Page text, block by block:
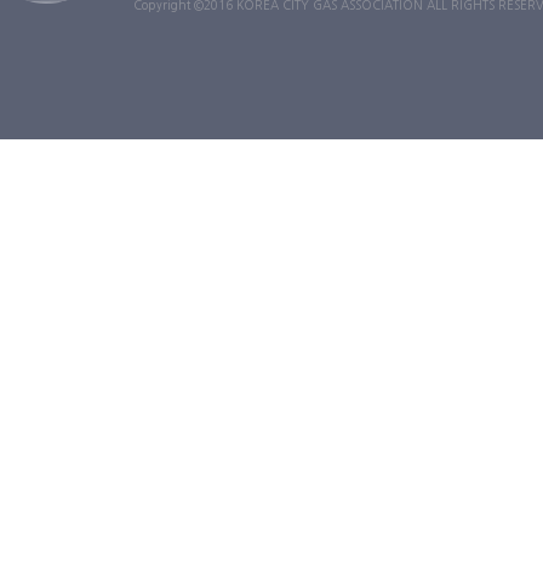
Copyright ©2016 KOREA CITY GAS ASSOCIATION ALL RIGHTS